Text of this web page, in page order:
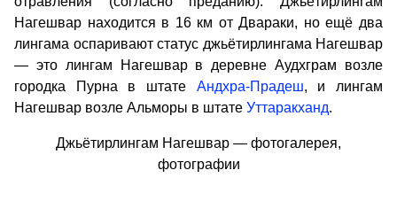
Нагешвар находится в 16 км от Двараки, но ещё два
лингама оспаривают статус джьётирлингама Нагешвар
— это лингам Нагешвар в деревне Аудхграм возле
городка Пурна в штате Андхра-Прадеш, и лингам
Нагешвар возле Альморы в штате Уттаракханд.
Джьётирлингам Нагешвар — фотогалерея,
фотографии